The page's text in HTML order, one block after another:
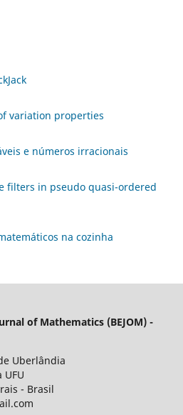
variation properties
e números irracionais
filters in pseudo quasi-ordered
na cozinha
of Mathematics (BEJOM) -
Uberlândia
- Brasil